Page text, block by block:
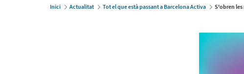
Inici Actualitat Tot el que està passant a Barcelona Activa S'obren les